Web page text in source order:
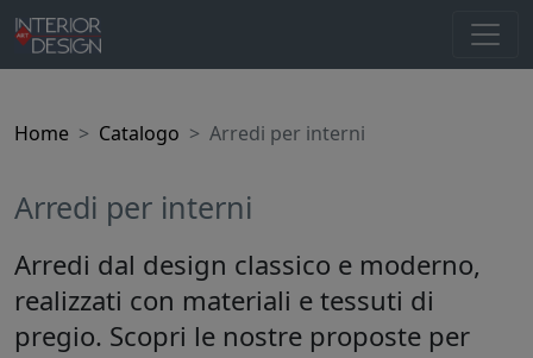
Home Catalogo Arredi per interni
Arredi per interni
Arredi dal design classico e moderno,
realizzati con materiali e tessuti di
pregio. Scopri le nostre proposte per